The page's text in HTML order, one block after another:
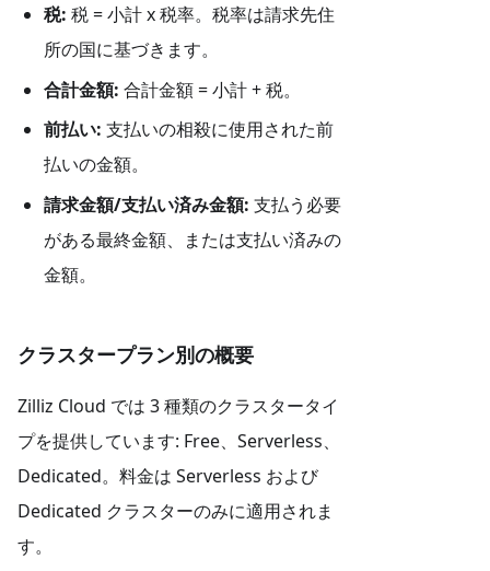
税: 税 = 小計 x 税率。税率は請求先住
所の国に基づきます。
合計金額: 合計金額 = 小計 + 税。
前払い: 支払いの相殺に使用された前
払いの金額。
請求金額/支払い済み金額: 支払う必要
がある最終金額、または支払い済みの
金額。
クラスタープラン別の概要
Zilliz Cloud では 3 種類のクラスタータイ
プを提供しています: Free、Serverless、
Dedicated。料金は Serverless および
Dedicated クラスターのみに適用されま
す。